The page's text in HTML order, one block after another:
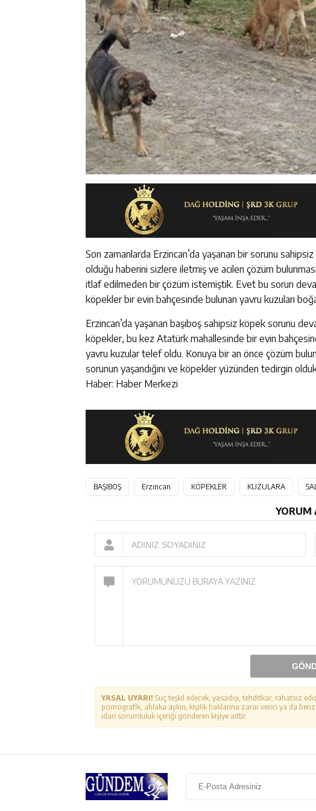
Son zamanlarda Erzincan’da yaşanan bir sorunu
olduğu haberini sizlere iletmiş ve acilen çözüm
itlaf edilmeden bir çözüm istemiştik. Evet bu sorun
köpekler bir evin bahçesinde bulunan yavru kuzuları
Erzincan’da yaşanan başıboş sahipsiz köpek sorunu
köpekler, bu kez Atatürk mahallesinde bir evin
yavru kuzular telef oldu. Konuya bir an önce çözüm
sorunun yaşandığını ve köpekler yüzünden tedirgin
Haber: Haber Merkezi
BAŞIBOŞ Erzincan KÖPEKLER KUZULARA
YORUM
YASAL UYARI! Suç teşkil edecek, yasadışı, tehditkar, rahatsız
pornografik, ahlaka aykırı, kişilik haklarına zarar verici ya da
idari sorumluluk içeriği gönderen kişiye aittir.